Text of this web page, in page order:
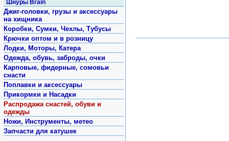
Шнуры Brain
Джиг-головки, грузы и аксессуары
на хищника
Коробки, Сумки, Чехлы, Тубусы
Крючки оптом и в розницу
Лодки, Моторы, Катера
Одежда, обувь, заброды, очки
Карповые, фидерные, сомовьи
снасти
Поплавки и аксессуары
Прикормки и Насадки
Распродажа снастей, обуви и
одежды
Ножи, Инструменты, метео
Запчасти для катушек